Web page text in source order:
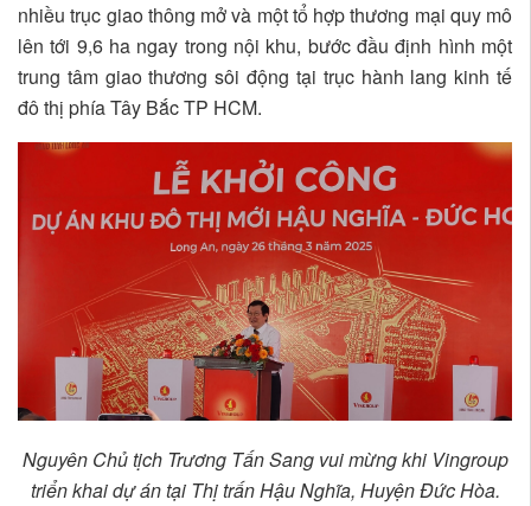
nhiều trục giao thông mở và một tổ hợp thương mại quy mô
lên tới 9,6 ha ngay trong nội khu, bước đầu định hình một
trung tâm giao thương sôi động tại trục hành lang kinh tế
đô thị phía Tây Bắc TP HCM.
Nguyên Chủ tịch Trương Tấn Sang vui mừng khi Vingroup
triển khai dự án tại Thị trấn Hậu Nghĩa, Huyện Đức Hòa.